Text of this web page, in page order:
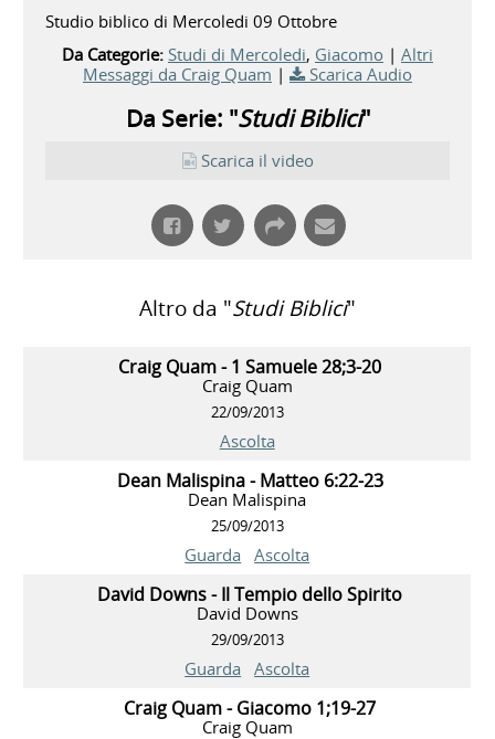
Studio biblico di Mercoledi 09 Ottobre
Da Categorie: Studi di Mercoledi, Giacomo | Altri
Messaggi da Craig Quam | Scarica Audio
Da Serie: "Studi Biblici"
Scarica il video
Altro da "Studi Biblici"
Craig Quam - 1 Samuele 28;3-20
Craig Quam
22/09/2013
Ascolta
Dean Malispina - Matteo 6:22-23
Dean Malispina
25/09/2013
Guarda Ascolta
David Downs - Il Tempio dello Spirito
David Downs
29/09/2013
Guarda Ascolta
Craig Quam - Giacomo 1;19-27
Craig Quam